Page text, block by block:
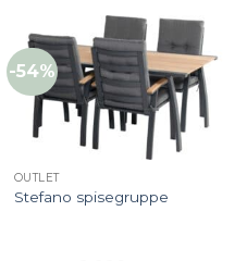
-54%
OUTLET
Stefano spisegruppe